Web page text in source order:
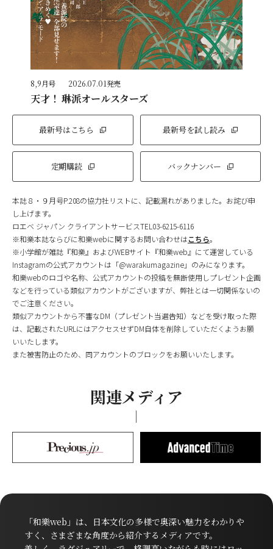
8,9月号 2026.07.01発売
天才！ 琳派オールスターズ
最新号はこちら 最新号を試し読み
定期購読 バックナンバー
本誌８・９月号P.208の協力社リストに、記載漏れがありました。お詫び申
し上げます。
ロエベ ジャパン クライアントサービスTEL03-6215-6116
※和樂本誌ならびに和樂webに関するお問い合わせはこちら。
※小学館が雑誌『和樂』およびWEBサイト『和樂web』にて運営している
Instagramの公式アカウントは「@warakumagazine」のみになります。
和樂webのロゴや名称、公式アカウントの投稿を無断使用しプレゼント企画
などを行っている類似アカウントがございますが、弊社とは一切関係ないの
でご注意ください。
類似アカウントから不審なDM（プレゼント当選告知）などを受け取った際
は、記載されたURLにはアクセスせずDM自体を削除していただくようお願
いいたします。
また被害防止のため、同アカウントのブロックをお願いいたします。
関連メディア
「和樂web」は、日本文化の多様で奥深い魅力をわかりや
すく、さまざまな角度から紹介するメディアです。